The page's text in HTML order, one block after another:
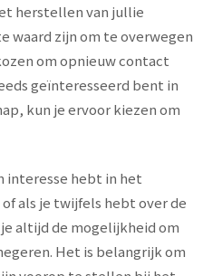
herstellen van jullie
waard zijn om te overwegen
om opnieuw contact
geïnteresseerd bent in
kun je ervoor kiezen om
interesse hebt in het
als je twijfels hebt over de
altijd de mogelijkheid om
Het is belangrijk om